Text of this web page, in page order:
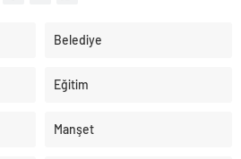
Belediye
Eğitim
Manşet